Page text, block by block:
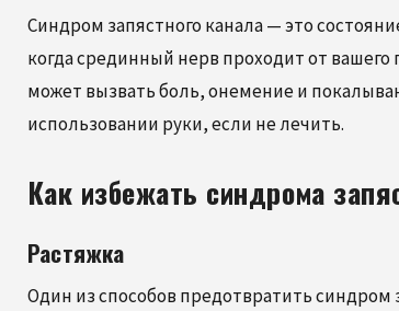
ЧТО НОВОГО В AMAZING SPINE
CARE?
КАК
Синдром запястного канала — это
когда срединный нерв проходит от
может вызвать боль, онемение и
использовании руки, если не лечить.
Как избежать синдрома
Растяжка
Один из способов предотвратить синдром